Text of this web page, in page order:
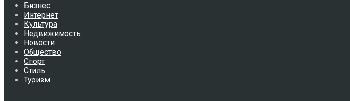
Бизнес
Интернет
Культура
Недвижимость
Новости
Общество
Спорт
Стиль
Туризм